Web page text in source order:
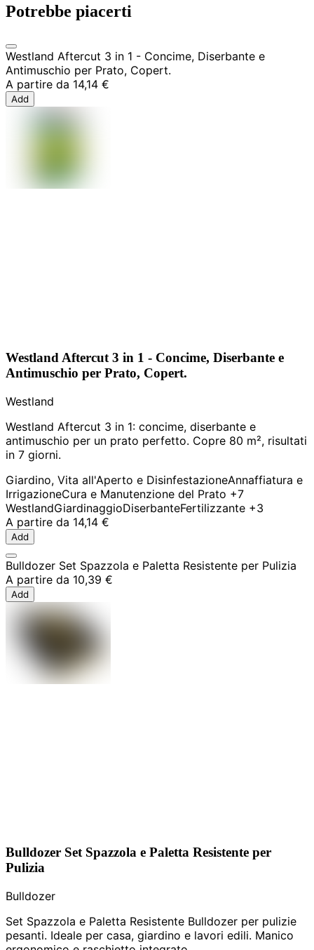
Potrebbe piacerti
Westland Aftercut 3 in 1 - Concime, Diserbante e
Antimuschio per Prato, Copert.
A partire da 14,14 €
Add
Westland Aftercut 3 in 1 - Concime, Diserbante e
Antimuschio per Prato, Copert.
Westland
Westland Aftercut 3 in 1: concime, diserbante e
antimuschio per un prato perfetto. Copre 80 m², risultati
in 7 giorni.
Giardino, Vita all'Aperto e DisinfestazioneAnnaffiatura e
IrrigazioneCura e Manutenzione del Prato +7
WestlandGiardinaggioDiserbanteFertilizzante +3
A partire da 14,14 €
Add
Bulldozer Set Spazzola e Paletta Resistente per Pulizia
A partire da 10,39 €
Add
Bulldozer Set Spazzola e Paletta Resistente per
Pulizia
Bulldozer
Set Spazzola e Paletta Resistente Bulldozer per pulizie
pesanti. Ideale per casa, giardino e lavori edili. Manico